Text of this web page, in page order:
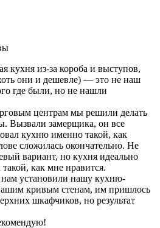
кухня из-за короба и выступов,
они и дешевле) — это не наш
где были, но не нашли
центрам мы решили делать
Вызвали замерщика, он все
кухню именно такой, как
сложилась окончательно. Не
вариант, но кухня идеально
как мне нравится.
установили нашу кухню-
кривым стенам, им пришлось
шкафчиков, но результат